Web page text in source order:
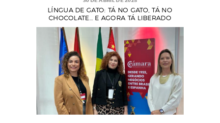
LÍNGUA DE GATO: TÁ NO GATO, TÁ NO
CHOCOLATE… E AGORA TÁ LIBERADO